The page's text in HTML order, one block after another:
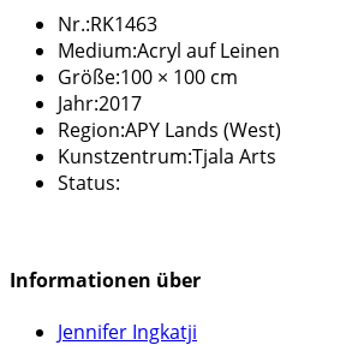
Nr.:RK1463
Medium:Acryl auf Leinen
Größe:100 × 100 cm
Jahr:2017
Region:APY Lands (West)
Kunstzentrum:Tjala Arts
Status:
Informationen über
Jennifer Ingkatji